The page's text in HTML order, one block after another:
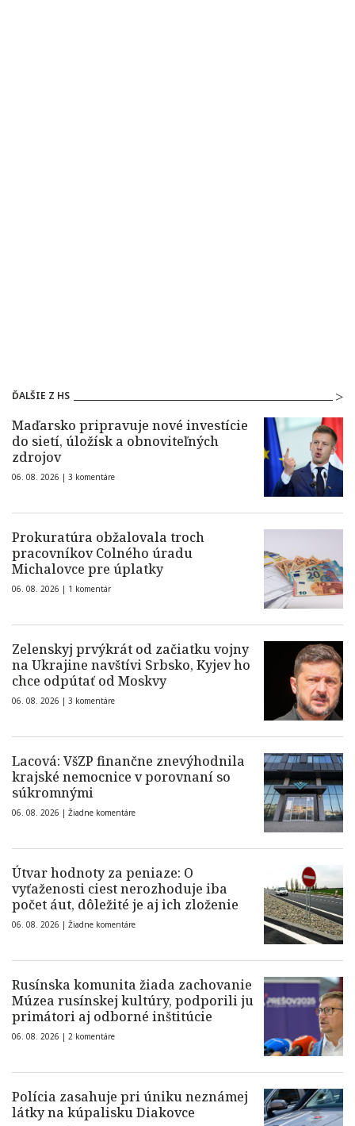
ĎALŠIE Z HS
Maďarsko pripravuje nové investície
do sietí, úložísk a obnoviteľných
zdrojov
06. 08. 2026 | 3 komentáre
Prokuratúra obžalovala troch
pracovníkov Colného úradu
Michalovce pre úplatky
06. 08. 2026 | 1 komentár
Zelenskyj prvýkrát od začiatku vojny
na Ukrajine navštívi Srbsko, Kyjev ho
chce odpútať od Moskvy
06. 08. 2026 | 3 komentáre
Lacová: VšZP finančne znevýhodnila
krajské nemocnice v porovnaní so
súkromnými
06. 08. 2026 | Žiadne komentáre
Útvar hodnoty za peniaze: O
vyťaženosti ciest nerozhoduje iba
počet áut, dôležité je aj ich zloženie
06. 08. 2026 | Žiadne komentáre
Rusínska komunita žiada zachovanie
Múzea rusínskej kultúry, podporili ju
primátori aj odborné inštitúcie
06. 08. 2026 | 2 komentáre
Polícia zasahuje pri úniku neznámej
látky na kúpalisku Diakovce